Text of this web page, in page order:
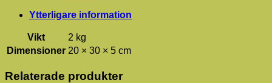
Ytterligare information
Vikt
2 kg
Dimensioner 20 × 30 × 5 cm
Relaterade produkter